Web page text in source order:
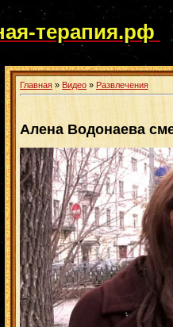
терапия.рф
Главная » Видео » Развлечения
Алена Водонаева